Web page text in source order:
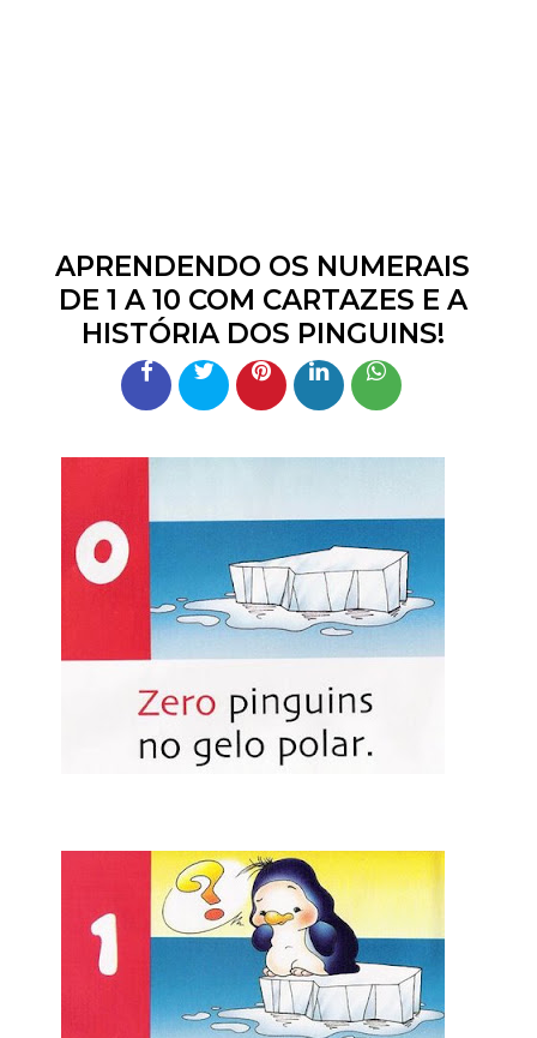
APRENDENDO OS NUMERAIS
DE 1 A 10 COM CARTAZES E A
HISTÓRIA DOS PINGUINS!